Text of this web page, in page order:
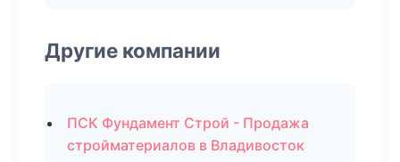
Другие компании
ПСК Фундамент Строй - Продажа
стройматериалов в Владивосток